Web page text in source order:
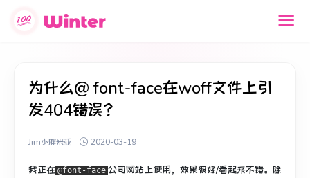
为什么@ font-face在woff文件上引
发404错误？
Jim小胖米亚 2020-03-19
我正在 @font-face 公司网站上使用，效果很好/看起来不错。 除